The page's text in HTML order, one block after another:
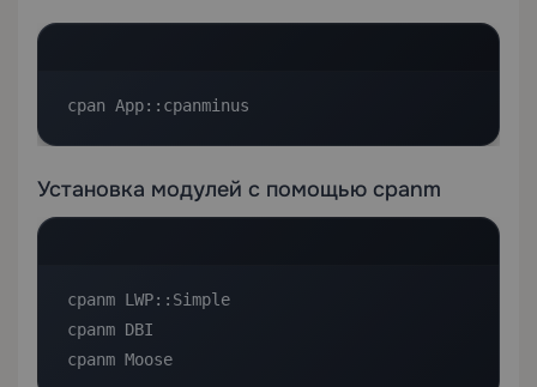
cpan App::cpanminus
Установка модулей с помощью cpanm
cpanm LWP::Simple
cpanm DBI
cpanm Moose